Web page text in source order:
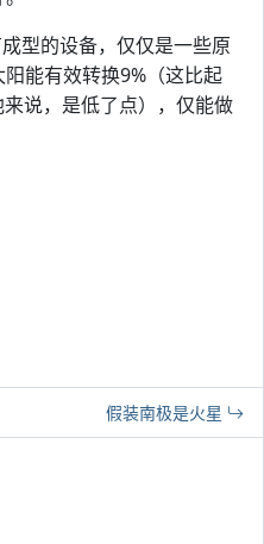
型的设备，仅仅是一些原
能有效转换9%（这比起
说，是低了点），仅能做
假装南极是火星